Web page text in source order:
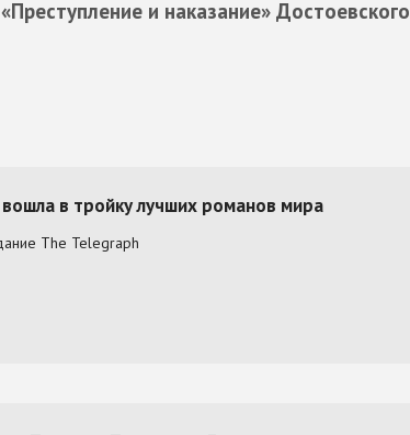
«Преступление и наказание» Достоевского